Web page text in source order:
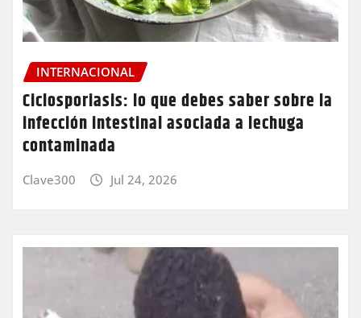
INTERNACIONAL
Ciclosporiasis: lo que debes saber sobre la
infección intestinal asociada a lechuga
contaminada
Clave300 Jul 24, 2026